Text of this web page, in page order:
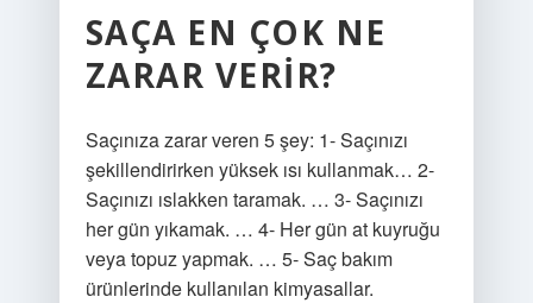
SAÇA EN ÇOK NE
ZARAR VERIR?
Saçınıza zarar veren 5 şey: 1- Saçınızı
şekillendirirken yüksek ısı kullanmak… 2-
Saçınızı ıslakken taramak. … 3- Saçınızı
her gün yıkamak. … 4- Her gün at kuyruğu
veya topuz yapmak. … 5- Saç bakım
ürünlerinde kullanılan kimyasallar.